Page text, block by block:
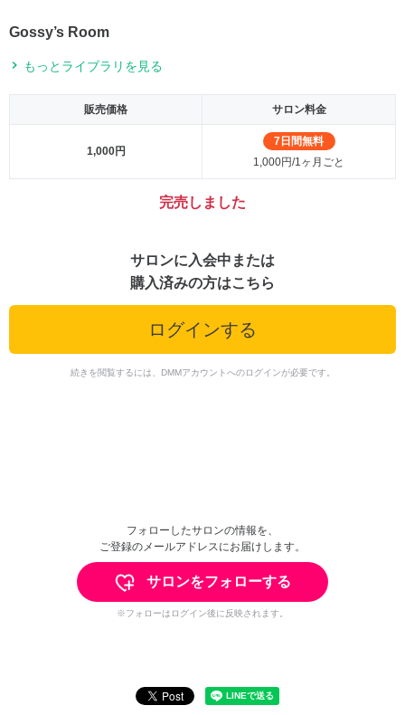
Gossy’s Room
もっとライブラリを見る
販売価格 サロン料金
1,000円
7日間無料
1,000円/1ヶ月ごと
完売しました
サロンに入会中または
購入済みの方はこちら
ログインする
続きを閲覧するには、DMMアカウントへのログインが必要です。
フォローしたサロンの情報を、
ご登録のメールアドレスにお届けします。
サロンをフォローする
※フォローはログイン後に反映されます。